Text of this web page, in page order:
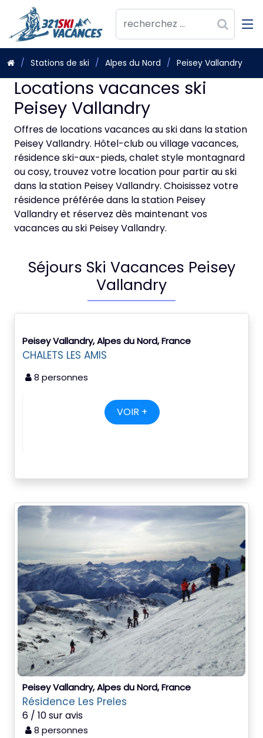
Stations de ski Alpes du Nord Peisey Vallandry
Locations vacances ski
Peisey Vallandry
Offres de locations vacances au ski dans la station
Peisey Vallandry. Hôtel-club ou village vacances,
résidence ski-aux-pieds, chalet style montagnard
ou cosy, trouvez votre location pour partir au ski
dans la station Peisey Vallandry. Choisissez votre
résidence préférée dans la station Peisey
Vallandry et réservez dès maintenant vos
vacances au ski Peisey Vallandry.
Séjours Ski Vacances Peisey
Vallandry
Peisey Vallandry, Alpes du Nord, France
CHALETS LES AMIS
8 personnes
VOIR +
Peisey Vallandry, Alpes du Nord, France
Résidence Les Preles
6 / 10 sur avis
8 personnes